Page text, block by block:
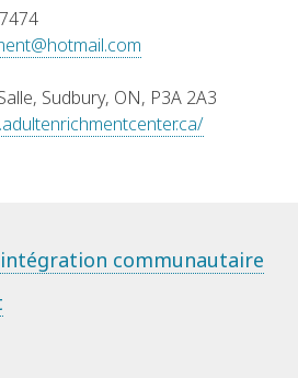
Sudbury, ON, P3A 2A3
communautaire